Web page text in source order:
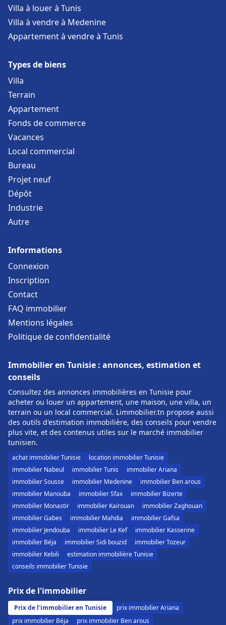
Villa à louer à Tunis
Villa à vendre à Medenine
Appartement à vendre à Tunis
Types de biens
Villa
Terrain
Appartement
Fonds de commerce
Vacances
Local commercial
Bureau
Projet neuf
Dépôt
Industrie
Autre
Informations
Connexion
Inscription
Contact
FAQ immobilier
Mentions légales
Politique de confidentialité
Immobilier en Tunisie : annonces, estimation et
conseils
Consultez des annonces immobilières en Tunisie pour
acheter ou louer un appartement, une maison, une villa, un
terrain ou un local commercial. Limmobilier.tn propose aussi
des outils d'estimation immobilière, des conseils pour vendre
plus vite, et des contenus utiles sur le marché immobilier
tunisien.
achat immobilier Tunisie
location immobilier Tunisie
immobilier Nabeul
immobilier Tunis
immobilier Ariana
immobilier Sousse
immobilier Medenine
immobilier Ben arous
immobilier Manouba
immobilier Sfax
immobilier Bizerte
immobilier Monastir
immobilier Kairouan
immobilier Zaghouan
immobilier Gabes
immobilier Mahdia
immobilier Gafsa
immobilier Jendouba
immobilier Le Kef
immobilier Kasserine
immobilier Béja
immobilier Sidi bouzid
immobilier Tozeur
immobilier Kebili
estimation immobilière Tunisie
conseils immobilier Tunisie
Prix de l'immobilier
Prix de l'immobilier en Tunisie
prix immobilier Ariana
prix immobilier Béja
prix immobilier Ben arous